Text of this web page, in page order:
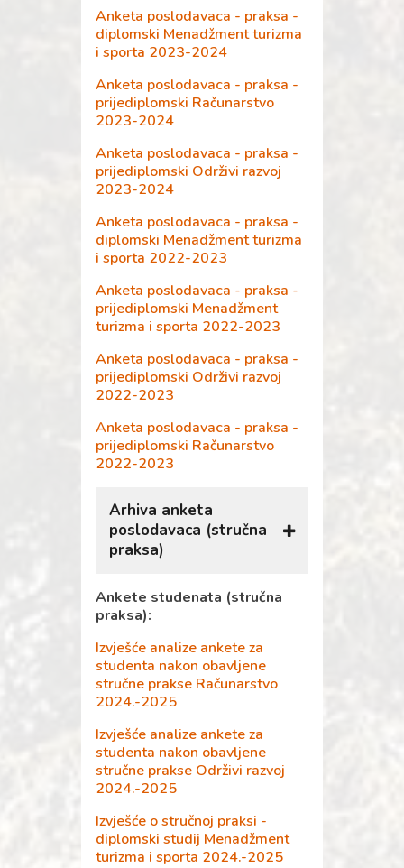
Anketa poslodavaca - praksa -
diplomski Menadžment turizma
i sporta 2023-2024
Anketa poslodavaca - praksa -
prijediplomski Računarstvo
2023-2024
Anketa poslodavaca - praksa -
prijediplomski Održivi razvoj
2023-2024
Anketa poslodavaca - praksa -
diplomski Menadžment turizma
i sporta 2022-2023
Anketa poslodavaca - praksa -
prijediplomski Menadžment
turizma i sporta 2022-2023
Anketa poslodavaca - praksa -
prijediplomski Održivi razvoj
2022-2023
Anketa poslodavaca - praksa -
prijediplomski Računarstvo
2022-2023
Arhiva anketa
poslodavaca (stručna
praksa)
Anketa poslodavaca -
praksa - prijediplomski
sporta 2021-2022
Anketa poslodavaca -
praksa - prijediplomski
Anketa poslodavaca -
praksa - prijediplomski
Održivi razvoj 2021-2022
Anketa poslodavaca -
praksa - prijediplomski
Računarstvo 2020-2021
Ankete studenata (stručna
praksa):
Izvješće analize ankete za
studenta nakon obavljene
stručne prakse Računarstvo
2024.-2025
Izvješće analize ankete za
studenta nakon obavljene
stručne prakse Održivi razvoj
2024.-2025
Izvješće o stručnoj praksi -
diplomski studij Menadžment
turizma i sporta 2024.-2025